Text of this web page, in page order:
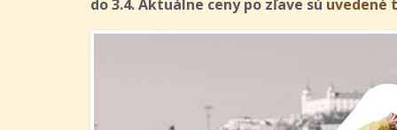
do 3.4.Aktuálne ceny po zľave sú uvedené